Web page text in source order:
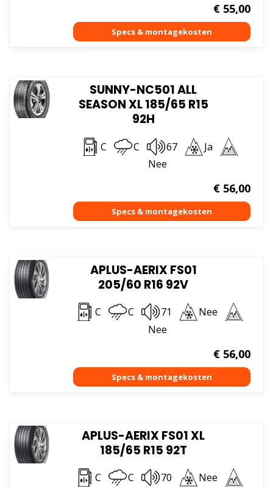
€55,00
SUNNY-NC501 ALL
SEASON XL 185/65 R15
92H
C C 67
Ja
Nee
€56,00
APLUS-AERIX FS01
205/60 R16 92V
C C 71
Nee
Nee
€56,00
APLUS-AERIX FS01 XL
185/65 R15 92T
C C 70
Nee